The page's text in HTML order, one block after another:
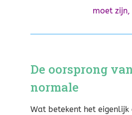
moet zijn,
De oorsprong
normale
Wat betekent het